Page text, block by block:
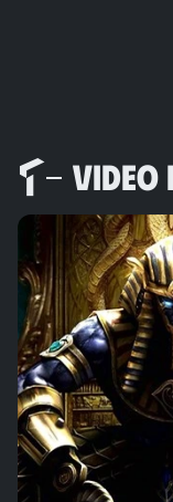
VIDEO